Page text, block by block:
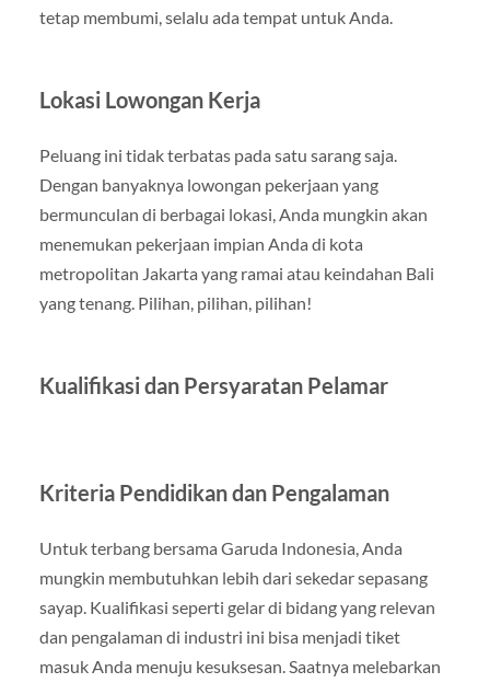
tetap membumi, selalu ada tempat untuk Anda.
Lokasi Lowongan Kerja
Peluang ini tidak terbatas pada satu sarang saja.
Dengan banyaknya lowongan pekerjaan yang
bermunculan di berbagai lokasi, Anda mungkin akan
menemukan pekerjaan impian Anda di kota
metropolitan Jakarta yang ramai atau keindahan Bali
yang tenang. Pilihan, pilihan, pilihan!
Kualifikasi dan Persyaratan Pelamar
Kriteria Pendidikan dan Pengalaman
Untuk terbang bersama Garuda Indonesia, Anda
mungkin membutuhkan lebih dari sekedar sepasang
sayap. Kualifikasi seperti gelar di bidang yang relevan
dan pengalaman di industri ini bisa menjadi tiket
masuk Anda menuju kesuksesan. Saatnya melebarkan